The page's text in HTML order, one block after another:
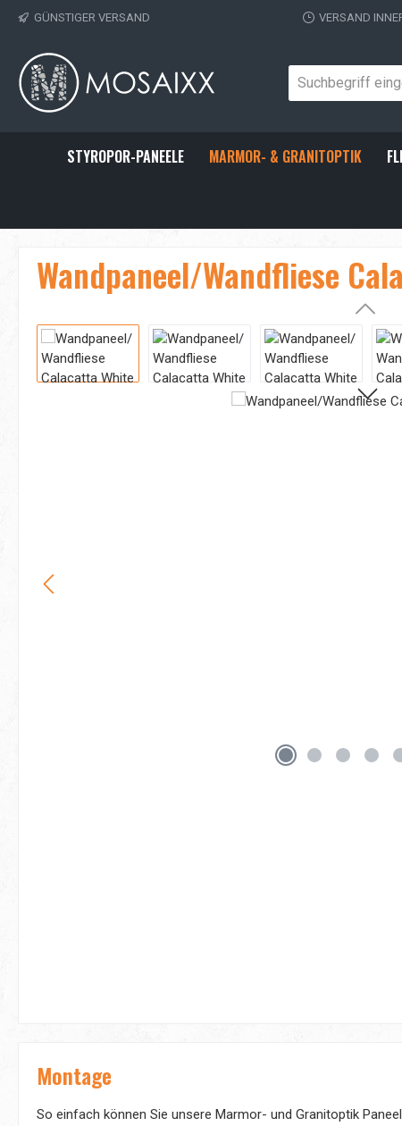
Hauptinhalt springen
Zur Suche springen
Zur Hauptnavigation springen
GÜNSTIGER VERSAND VERSAND
STYROPOR-PANEELE MARMOR- & GRANITOPTIK
Wandpaneel/Wandfliese
Bildergalerie überspringen
Montage
So einfach können Sie unsere Marmor- und Granitoptik